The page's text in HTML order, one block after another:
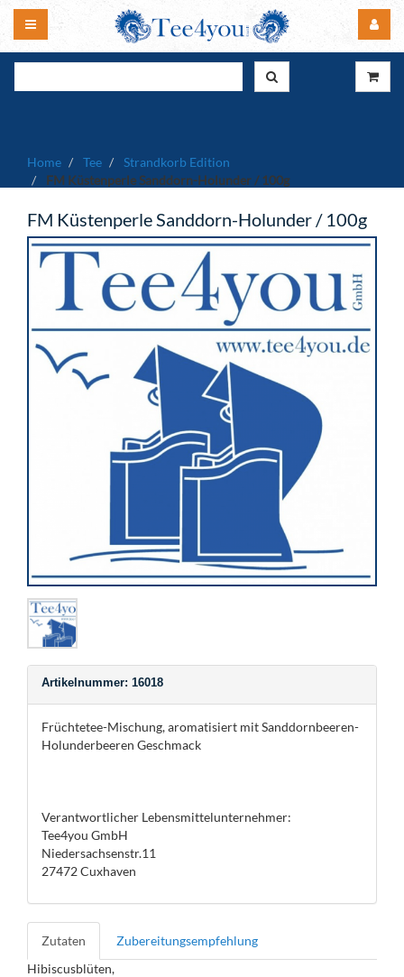
Home Tee
Strandkorb Edition
FM Küstenperle Sanddorn-Holunder / 100g
FM Küstenperle Sanddorn-Holunder / 100g
Artikelnummer: 16018
Früchtetee-Mischung, aromatisiert mit Sanddornbeeren-
Holunderbeeren Geschmack
Verantwortlicher Lebensmittelunternehmer:
Tee4you GmbH
Niedersachsenstr.11
27472 Cuxhaven
Zutaten
Zubereitungsempfehlung
Hibiscusblüten,